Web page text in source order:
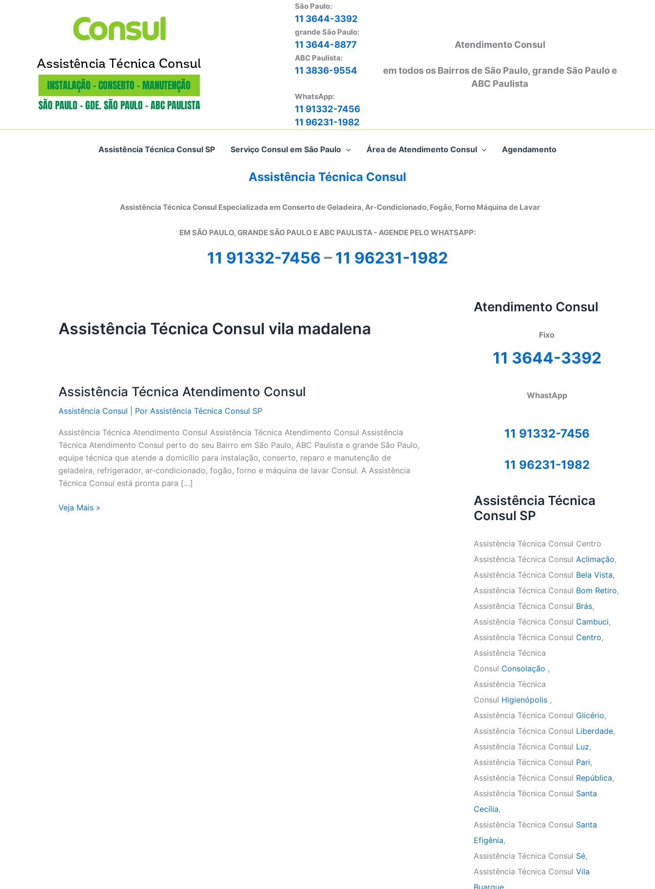
São Paulo:
11 3644-3392
grande São Paulo:
11 3644-8877
ABC Paulista:
11 3836-9554
WhatsApp:
11 91332-7456
11 96231-1982
Atendimento Consul
em todos os Bairros de São Paulo, grande São Paulo e
ABC Paulista
Assistência Técnica Consul SP Serviço Consul em São Paulo Área de Atendimento Consul Agendamento
Assistência Técnica Consul
Assistência Técnica Consul Especializada em Conserto de Geladeira, Ar-Condicionado, Fogão, Forno Máquina de Lavar
EM SÃO PAULO, GRANDE SÃO PAULO E ABC PAULISTA - AGENDE PELO WHATSAPP:
11 91332-7456 – 11 96231-1982
Assistência Técnica Consul vila madalena
Assistência Técnica Atendimento Consul
Assistência Consul | Por Assistência Técnica Consul SP
Assistência Técnica Atendimento Consul Assistência Técnica Atendimento Consul Assistência
Técnica Atendimento Consul perto do seu Bairro em São Paulo, ABC Paulista e grande São Paulo,
equipe técnica que atende a domicílio para instalação, conserto, reparo e manutenção de
geladeira, refrigerador, ar-condicionado, fogão, forno e máquina de lavar Consul. A Assistência
Técnica Consul está pronta para […]
Assistência
Veja Mais »
Atendimento Consul
Fixo
11 3644-3392
WhastApp
11 91332-7456
11 96231-1982
Assistência Técnica
Consul SP
Assistência Técnica Consul Centro
Assistência Técnica Consul Aclimação,
Assistência Técnica Consul Bela Vista,
Assistência Técnica Consul Bom Retiro,
Assistência Técnica Consul Brás,
Assistência Técnica Consul Cambuci,
Assistência Técnica Consul Centro,
Assistência Técnica
Consul Consolação ,
Assistência Técnica
Consul Higienópolis ,
Assistência Técnica Consul Glicério,
Assistência Técnica Consul Liberdade,
Assistência Técnica Consul Luz,
Assistência Técnica Consul Pari,
Assistência Técnica Consul República,
Assistência Técnica Consul Santa
Cecília,
Assistência Técnica Consul Santa
Efigênia,
Assistência Técnica Consul Sé,
Assistência Técnica Consul Vila
Buarque,